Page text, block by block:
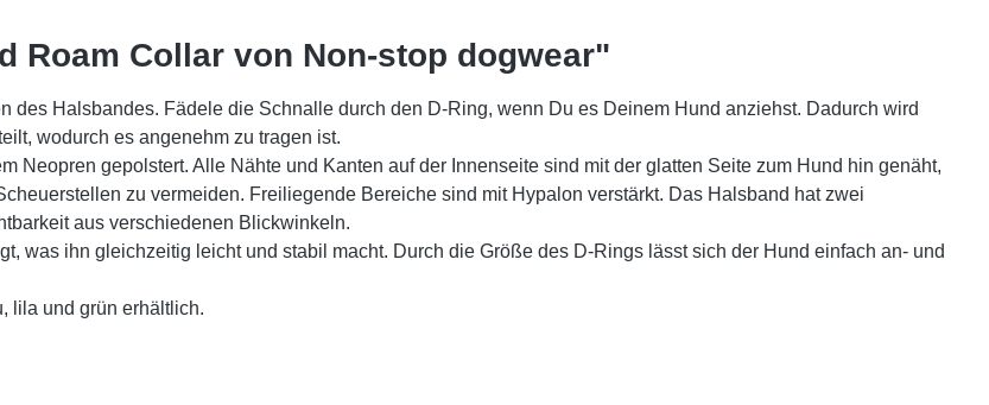
Collar von Non-stop dogwear"
des Halsbandes. Fädele die Schnalle durch den D-Ring, wenn Du es Deinem Hund anziehst. Dadurch wird
wodurch es angenehm zu tragen ist.
Neopren gepolstert. Alle Nähte und Kanten auf der Innenseite sind mit der glatten Seite zum Hund hin genäht,
zu vermeiden. Freiliegende Bereiche sind mit Hypalon verstärkt. Das Halsband hat zwei
aus verschiedenen Blickwinkeln.
was ihn gleichzeitig leicht und stabil macht. Durch die Größe des D-Rings lässt sich der Hund einfach an- und
lila und grün erhältlich.